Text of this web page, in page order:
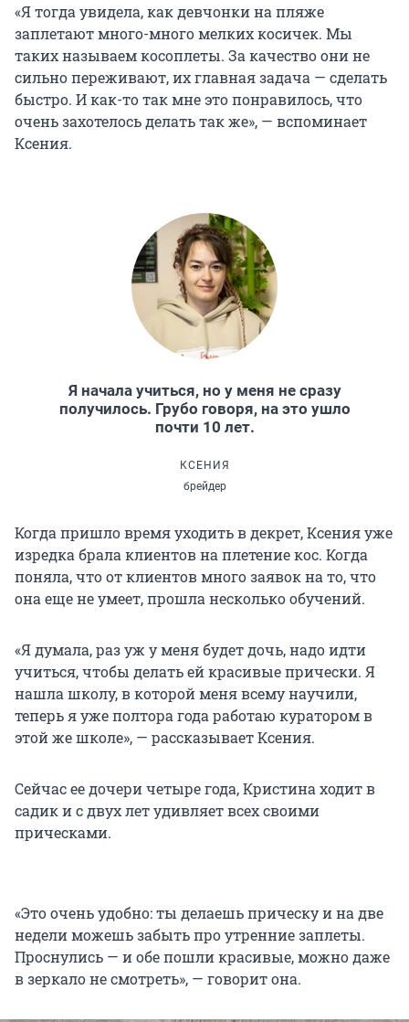
«Я тогда увидела, как девчонки на пляже
заплетают много-много мелких косичек. Мы
таких называем косоплеты. За качество они не
сильно переживают, их главная задача — сделать
быстро. И как-то так мне это понравилось, что
очень захотелось делать так же», — вспоминает
Ксения.
Я начала учиться, но у меня не сразу
получилось. Грубо говоря, на это ушло
почти 10 лет.
КСЕНИЯ
брейдер
Когда пришло время уходить в декрет, Ксения уже
изредка брала клиентов на плетение кос. Когда
поняла, что от клиентов много заявок на то, что
она еще не умеет, прошла несколько обучений.
«Я думала, раз уж у меня будет дочь, надо идти
учиться, чтобы делать ей красивые прически. Я
нашла школу, в которой меня всему научили,
теперь я уже полтора года работаю куратором в
этой же школе», — рассказывает Ксения.
Сейчас ее дочери четыре года, Кристина ходит в
садик и с двух лет удивляет всех своими
прическами.
«Это очень удобно: ты делаешь прическу и на две
недели можешь забыть про утренние заплеты.
Проснулись — и обе пошли красивые, можно даже
в зеркало не смотреть», — говорит она.